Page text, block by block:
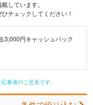
しています。
チェックしてください！
3,000円キャッシュバック
募者のご意見です。